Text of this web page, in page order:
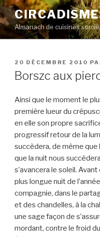
Aller
au
contenu
principal
Almanach de cuisines
PUBLIÉ
LE
20 DÉCEMBRE 2010
Borszc aux
Ainsi que le moment le
première lueur du
en elle son propre
progressif retour de la
succèdera, de même que
que la nuit nous
s’avancera le soleil.
plus longue nuit de
compagnie, dans le
et des chandelles, à la
une sage façon de
mordant, contre le froid